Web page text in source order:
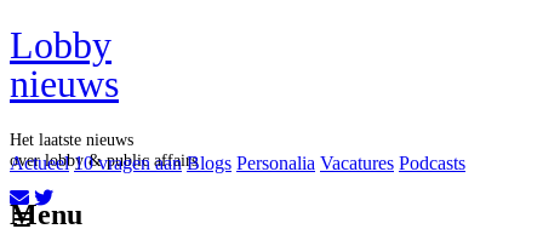
Lobby
nieuws
Het laatste nieuws
over lobby & public affairs
Aboneer op onze nieuwsbrief
Actueel 10 vragen aan Blogs Personalia Vacatures Podcasts
Menu